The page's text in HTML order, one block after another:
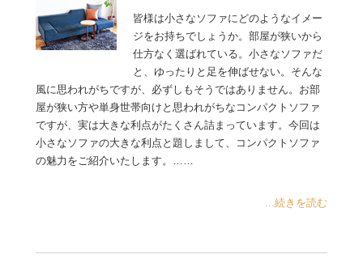
皆様は小さなソファにどのようなイメー
ジをお持ちでしょうか。部屋が狭いから
仕方なく選ばれている。小さなソファだ
と、ゆったりと足を伸ばせない。そんな
風に思われがちですが、必ずしもそうではありません。お部
屋が狭い方や単身世帯向けと思われがちなコンパクトソファ
ですが、実は大きな利点がたくさん詰まっています。今回は
小さなソファの大きな利点と題しまして、コンパクトソファ
の魅力をご紹介いたします。……
...続きを読む